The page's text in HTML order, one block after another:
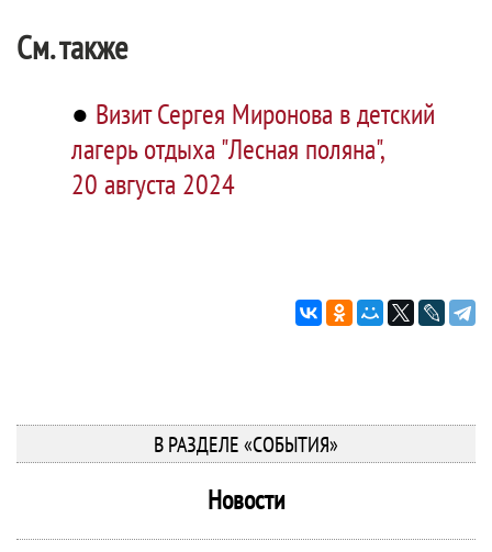
См. также
● Визит Сергея Миронова в детский
лагерь отдыха "Лесная поляна",
20 августа 2024
В РАЗДЕЛЕ «СОБЫТИЯ»
Новости